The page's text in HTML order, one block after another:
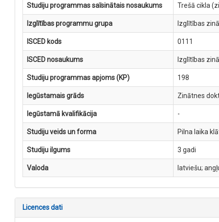
Studiju programmas saīsinātais nosaukums Trešā cikla
Izglītības programmu grupa Izglītības
ISCED kods 0111
ISCED nosaukums Izglītības
Studiju programmas apjoms (KP) 198
Iegūstamais grāds Zinātnes
Iegūstamā kvalifikācija -
Studiju veids un forma Pilna laika
Studiju ilgums 3 gadi
Valoda latviešu;
Licences dati